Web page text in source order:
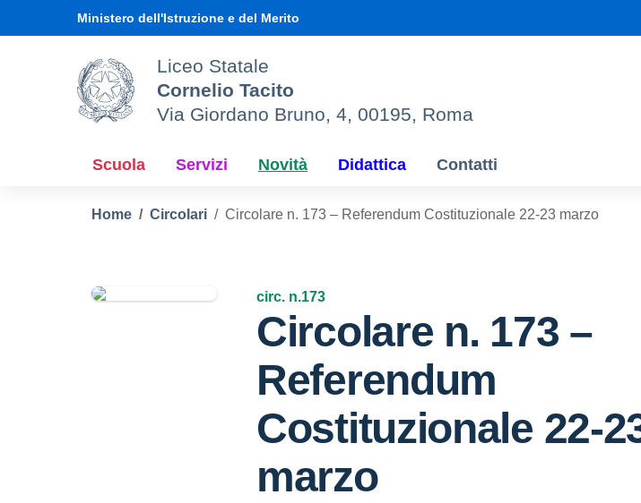
Ministero dell'Istruzione e del Merito
Liceo Statale
Cornelio Tacito
Via Giordano Bruno, 4, 00195, Roma
Scuola Servizi Novità Didattica Contatti
Home Circolari Circolare n. 173 – Referendum Costituzionale 22-23 marzo
circ. n.173
Circolare n. 173 –
Referendum
Costituzionale 22-
marzo